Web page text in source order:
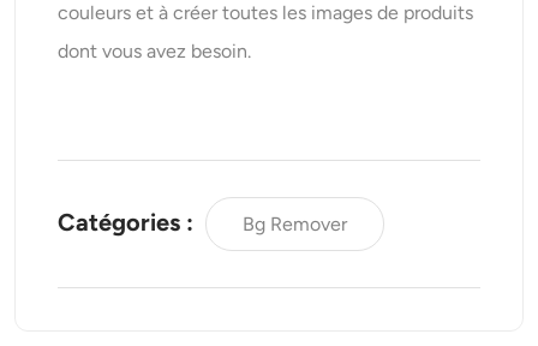
couleurs et à créer toutes les images de produits
dont vous avez besoin.
Catégories : Bg Remover